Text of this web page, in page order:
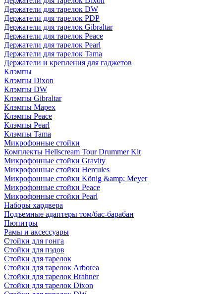
Держатели для тарелок DW
Держатели для тарелок PDP
Держатели для тарелок Gibraltar
Держатели для тарелок Peace
Держатели для тарелок Pearl
Держатели для тарелок Tama
Держатели и крепления для гаджетов
Клэмпы
Клэмпы Dixon
Клэмпы DW
Клэмпы Gibraltar
Клэмпы Mapex
Клэмпы Peace
Клэмпы Pearl
Клэмпы Tama
Микрофонные стойки
Комплекты Hellscream Tour Drummer Kit
Микрофонные стойки Gravity
Микрофонные стойки Hercules
Микрофонные стойки König &amp; Meyer
Микрофонные стойки Peace
Микрофонные стойки Pearl
Наборы хардвера
Подъемные адаптеры том/бас-барабан
Пюпитры
Рамы и аксессуары
Стойки для гонга
Стойки для пэдов
Стойки для тарелок
Стойки для тарелок Arborea
Стойки для тарелок Brahner
Стойки для тарелок Dixon